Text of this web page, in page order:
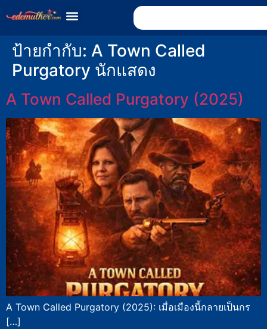
ป้ายกำกับ: A Town Called
Purgatory นักแสดง
A Town Called Purgatory (2025)
A Town Called Purgatory (2025): เมื่อเมืองนี้กลายเป็นกร
[…]